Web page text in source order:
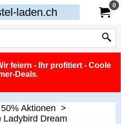
laden.ch
0
feiern - Ihr profitiert - Coole
Deals.
50% Aktionen >
Ladybird Dream